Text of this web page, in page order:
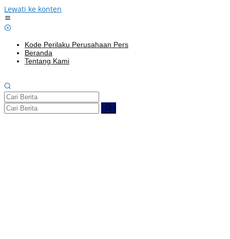
Lewati ke konten
Kode Perilaku Perusahaan Pers
Beranda
Tentang Kami